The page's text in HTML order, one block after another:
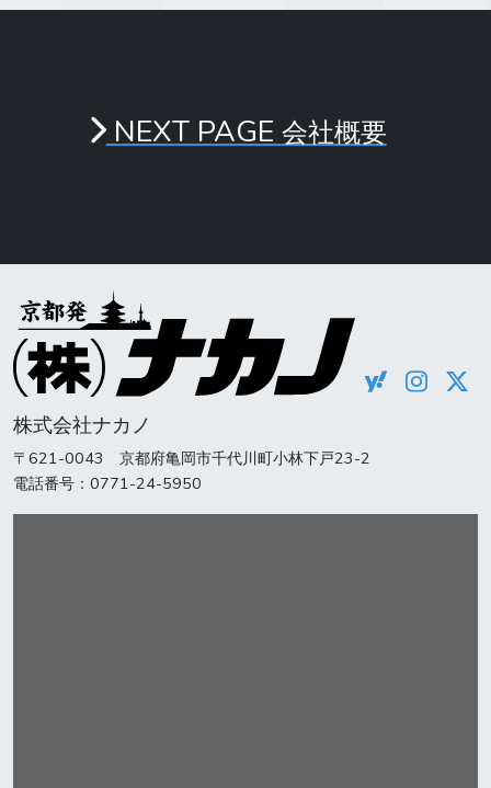
NEXT PAGE 会社概要
株式会社ナカノ
〒621-0043 京都府亀岡市千代川町小林下戸23-2
電話番号：0771-24-5950